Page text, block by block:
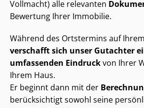
Vollmacht) alle relevanten
Bewertung Ihrer Immobilie.
Während des Ortstermins auf
verschafft sich unser Gutachter
umfassenden Eindruckvon Ihrer
Ihrem Haus.
Er beginnt dann mit der
berücksichtigt sowohl seine